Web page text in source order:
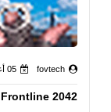
fovtech 05 أغسطس 2026
Frontline 2042: لعبة حرب FPS